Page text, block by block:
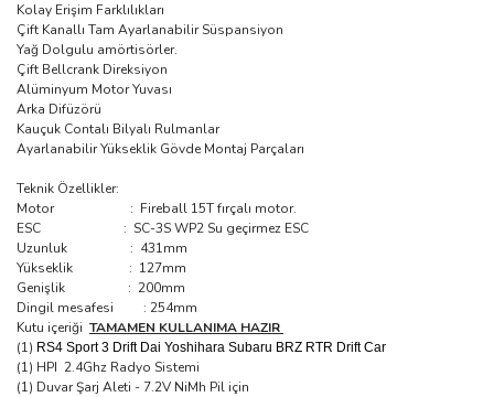
Kolay Erişim Farklılıkları
Çift Kanallı Tam Ayarlanabilir Süspansiyon
Yağ Dolgulu amörtisörler.
Çift Bellcrank Direksiyon
Alüminyum Motor Yuvası
Arka Difüzörü
Kauçuk Contalı Bilyalı Rulmanlar
Ayarlanabilir Yükseklik Gövde Montaj Parçaları
Teknik Özellikler:
Motor : Fireball 15T fırçalı motor.
ESC : SC-3S WP2 Su geçirmez ESC
Uzunluk : 431mm
Yükseklik : 127mm
Genişlik : 200mm
Dingil mesafesi : 254mm
Kutu içeriği TAMAMEN KULLANIMA HAZIR
(1) RS4 Sport 3 Drift Dai Yoshihara Subaru BRZ RTR Drift Car
(1) HPI 2.4Ghz Radyo Sistemi
(1) Duvar Şarj Aleti - 7.2V NiMh Pil için